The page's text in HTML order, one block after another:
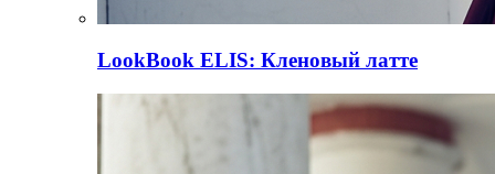
LookBook ELIS: Кленовый латте